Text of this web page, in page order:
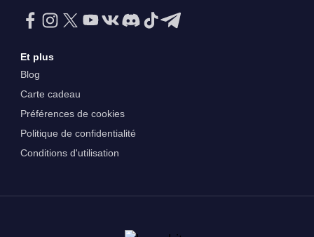
Et plus
Blog
Carte cadeau
Préférences de cookies
Politique de confidentialité
Conditions d'utilisation